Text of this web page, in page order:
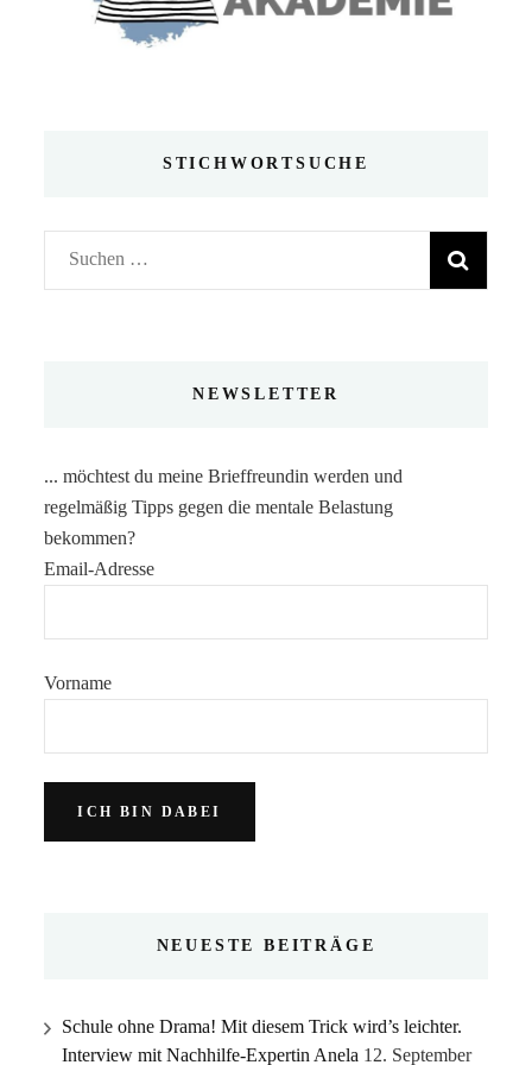
STICHWORTSUCHE
Suchen
nach:
NEWSLETTER
... möchtest du meine Brieffreundin werden und
regelmäßig Tipps gegen die mentale Belastung
bekommen?
Email-Adresse
Vorname
NEUESTE BEITRÄGE
Schule ohne Drama! Mit diesem Trick wird’s leichter.
Interview mit Nachhilfe-Expertin Anela 12. September